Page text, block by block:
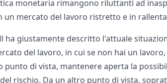
monetaria rimangono riluttanti ad
mercato del lavoro ristretto e in
ha giustamente descritto l'attuale
del lavoro, in cui se non hai un
di vista, mantenere aperta la
rischio. Da un altro punto di vista,